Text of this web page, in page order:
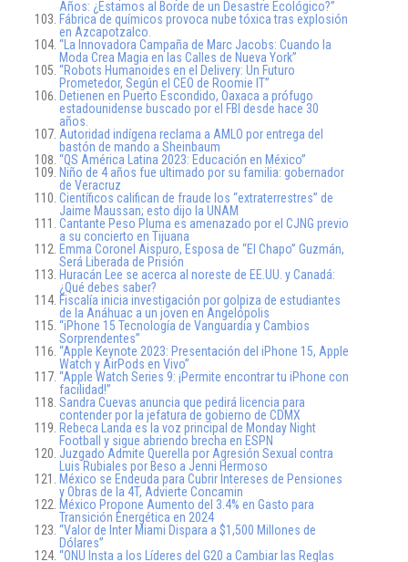
Años: ¿Estamos al Borde de un Desastre Ecológico?”
Fábrica de químicos provoca nube tóxica tras explosión
en Azcapotzalco.
“La Innovadora Campaña de Marc Jacobs: Cuando la
Moda Crea Magia en las Calles de Nueva York”
“Robots Humanoides en el Delivery: Un Futuro
Prometedor, Según el CEO de Roomie IT”
Detienen en Puerto Escondido, Oaxaca a prófugo
estadounidense buscado por el FBI desde hace 30
años.
Autoridad indígena reclama a AMLO por entrega del
bastón de mando a Sheinbaum
“QS América Latina 2023: Educación en México”
Niño de 4 años fue ultimado por su familia: gobernador
de Veracruz
Científicos califican de fraude los “extraterrestres” de
Jaime Maussan; esto dijo la UNAM
Cantante Peso Pluma es amenazado por el CJNG previo
a su concierto en Tijuana
Emma Coronel Aispuro, Esposa de “El Chapo” Guzmán,
Será Liberada de Prisión
Huracán Lee se acerca al noreste de EE.UU. y Canadá:
¿Qué debes saber?
Fiscalía inicia investigación por golpiza de estudiantes
de la Anáhuac a un joven en Angelópolis
“iPhone 15 Tecnología de Vanguardia y Cambios
Sorprendentes”
“Apple Keynote 2023: Presentación del iPhone 15, Apple
Watch y AirPods en Vivo”
“Apple Watch Series 9: ¡Permite encontrar tu iPhone con
facilidad!”
Sandra Cuevas anuncia que pedirá licencia para
contender por la jefatura de gobierno de CDMX
Rebeca Landa es la voz principal de Monday Night
Football y sigue abriendo brecha en ESPN
Juzgado Admite Querella por Agresión Sexual contra
Luis Rubiales por Beso a Jenni Hermoso
México se Endeuda para Cubrir Intereses de Pensiones
y Obras de la 4T, Advierte Concamin
México Propone Aumento del 3.4% en Gasto para
Transición Energética en 2024
“Valor de Inter Miami Dispara a $1,500 Millones de
Dólares”
“ONU Insta a los Líderes del G20 a Cambiar las Reglas